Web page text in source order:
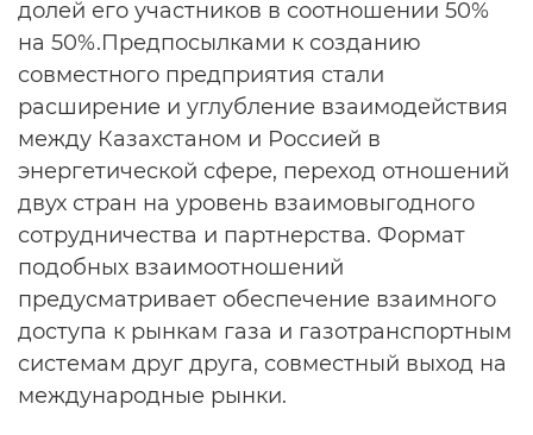
долей его участников в соотношении 50%
на 50%.Предпосылками к созданию
совместного предприятия стали
расширение и углубление взаимодействия
между Казахстаном и Россией в
энергетической сфере, переход отношений
двух стран на уровень взаимовыгодного
сотрудничества и партнерства. Формат
подобных взаимоотношений
предусматривает обеспечение взаимного
доступа к рынкам газа и газотранспортным
системам друг друга, совместный выход на
международные рынки.